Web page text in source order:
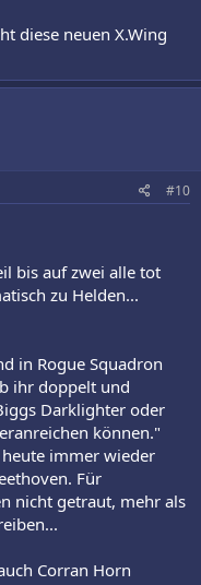
diese neuen X.Wing
#10
bis auf zwei alle tot
zu Helden...
in Rogue Squadron
ihr doppelt und
Darklighter oder
können."
immer wieder
Für
nicht getraut, mehr als
Corran Horn